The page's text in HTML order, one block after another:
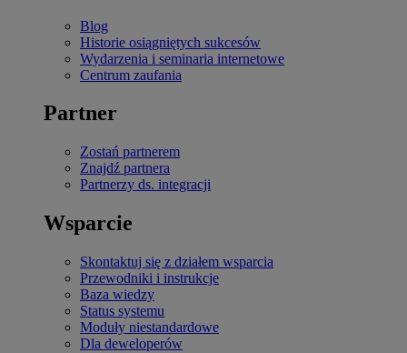
Blog
Historie osiągniętych sukcesów
Wydarzenia i seminaria internetowe
Centrum zaufania
Partner
Zostań partnerem
Znajdź partnera
Partnerzy ds. integracji
Wsparcie
Skontaktuj się z działem wsparcia
Przewodniki i instrukcje
Baza wiedzy
Status systemu
Moduły niestandardowe
Dla deweloperów